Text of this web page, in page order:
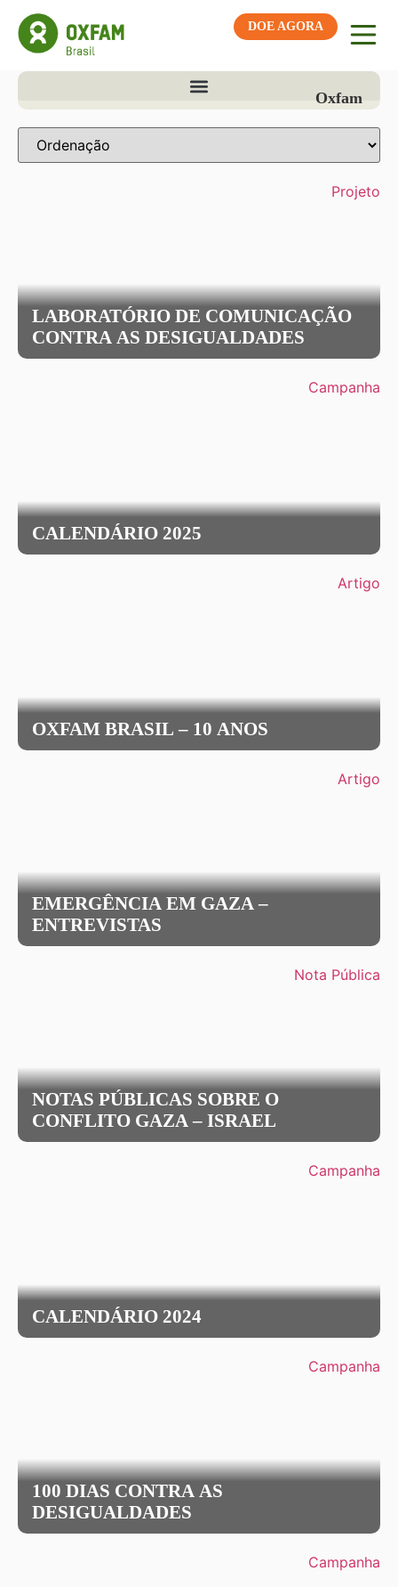
DOE AGORA
Oxfam
Projeto
LABORATÓRIO DE COMUNICAÇÃO
CONTRA AS DESIGUALDADES
Campanha
CALENDÁRIO 2025
Artigo
OXFAM BRASIL – 10 ANOS
Artigo
EMERGÊNCIA EM GAZA –
ENTREVISTAS
Nota Pública
NOTAS PÚBLICAS SOBRE O
CONFLITO GAZA – ISRAEL
Campanha
CALENDÁRIO 2024
Campanha
100 DIAS CONTRA AS
DESIGUALDADES
Campanha